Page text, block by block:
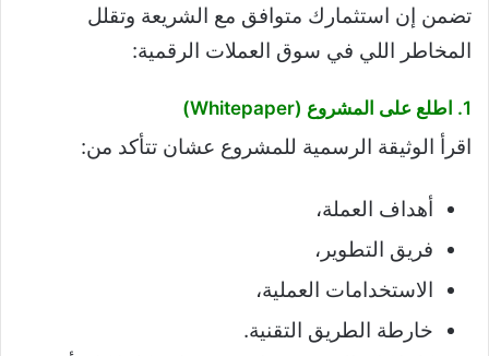
تضمن إن استثمارك متوافق مع الشريعة وتقلل
المخاطر اللي في سوق العملات الرقمية:
1. اطلع على المشروع (Whitepaper)
اقرأ الوثيقة الرسمية للمشروع عشان تتأكد من:
أهداف العملة،
فريق التطوير،
الاستخدامات العملية،
خارطة الطريق التقنية.